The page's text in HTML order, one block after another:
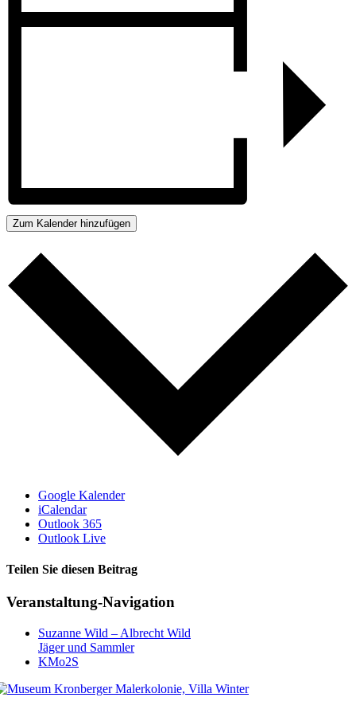
Zum Kalender hinzufügen
Google Kalender
iCalendar
Outlook 365
Outlook Live
Teilen Sie diesen Beitrag
Facebook
Veranstaltung-Navigation
Suzanne Wild – Albrecht Wild
Jäger und Sammler
KMo2S